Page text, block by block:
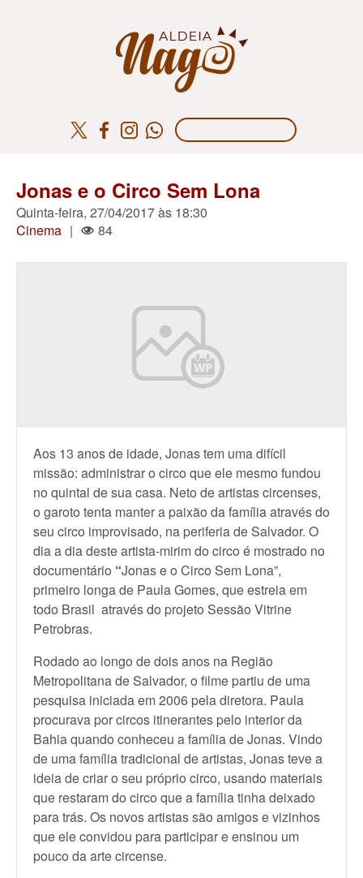
Jonas e o Circo Sem Lona
Quinta-feira, 27/04/2017 às 18:30
Cinema | 84
Aos 13 anos de idade, Jonas tem uma difícil
missão: administrar o circo que ele mesmo fundou
no quintal de sua casa. Neto de artistas circenses,
o garoto tenta manter a paixão da família através do
seu circo improvisado, na periferia de Salvador. O
dia a dia deste artista-mirim do circo é mostrado no
documentário “Jonas e o Circo Sem Lona”,
primeiro longa de Paula Gomes, que estreia em
todo Brasil através do projeto Sessão Vitrine
Petrobras.
Rodado ao longo de dois anos na Região
Metropolitana de Salvador, o filme partiu de uma
pesquisa iniciada em 2006 pela diretora. Paula
procurava por circos itinerantes pelo interior da
Bahia quando conheceu a família de Jonas. Vindo
de uma família tradicional de artistas, Jonas teve a
ideia de criar o seu próprio circo, usando materiais
que restaram do circo que a família tinha deixado
para trás. Os novos artistas são amigos e vizinhos
que ele convidou para participar e ensinou um
pouco da arte circense.